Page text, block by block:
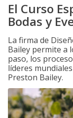
El Curso
Bodas y
La firma de
Bailey permite a
paso, los
líderes
Preston Bailey.